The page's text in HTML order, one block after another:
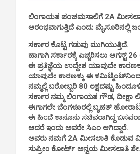
ಲಿಂಗಾಯತ ಪಂಚಮಸಾಲಿಗೆ 2A
ಆರಂಭವಾಗುತ್ತಿದೆ ಎಂದು ಮೈಸೂರಿನಲ್ಲಿ
ಸರ್ಕಾರ ಕೊಟ್ಟ ಗಡುವು ಮುಗಿಯುತ್ತಿದೆ.
ಹಾಗಾಗಿ ಸರ್ಕಾರಕ್ಕೆ ಎಚ್ಚರಿಸಲು ಆಗಸ್ಟ್
ಈ ಪ್ರತಿಜ್ಞೆಯ ಉದ್ದೇಶ ಯಾವುದೇ
ಯಾವುದೇ ಕಾರಣಕ್ಕು ಈ ಕಮಿಟ್ಮೆಂಟ್‌ನಿಂದ
ನಮ್ಮಲ್ಲಿ ಬರೋಬ್ಬರಿ 80 ಲಕ್ಷದಷ್ಟು
ಸರ್ಕಾರ ನಮ್ಮ ಲಿಂಗಾಯತ ಗೌಡ, ದೀಕ್ಷಾ
ಈಗಾಗಲೇ ಬೆಂಗಳೂರಲ್ಲಿ ಬೃಹತ್
ಈ ಹಿಂದೆ ಕಾನೂನು ಸಚಿವರಾಗಿದ್ದ
ಆದರೆ ಇಂದು ಅವರೇ ಸಿಎಂ ಆಗಿದ್ದಾರೆ.
ಅವರು ನಮಗೆ 2A ಮೀಸಲಾತಿ ಕೊಡುವ
ಸುಪ್ರೀಂ ಕೋರ್ಟ್ ಅನ್ವಯ ಮೀಸಲಾತಿ